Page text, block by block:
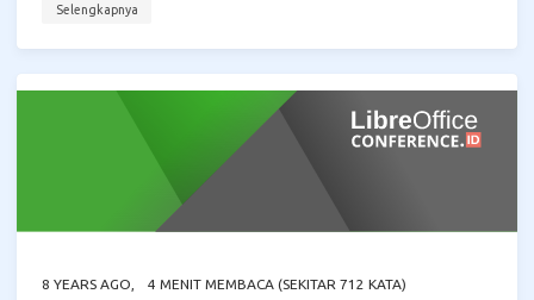
Selengkapnya
8 YEARS AGO 4 MENIT MEMBACA (SEKITAR 712 KATA)